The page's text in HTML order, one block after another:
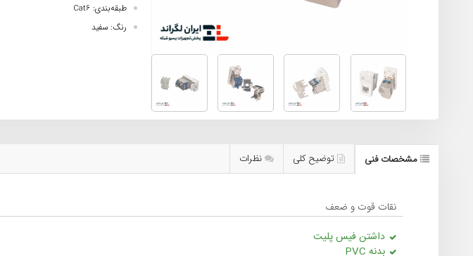
طبقه‌بندی: Cat6
رنگ: سفید
مشخصات فنی توضیح کلی نظرات
نقات قوت و ضعف
داشتن فیس پلیت
بدنه PVC